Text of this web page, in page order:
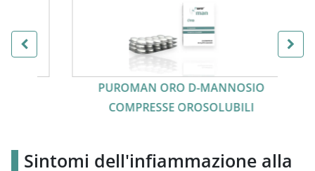
PUROMAN ORO D-MANNOSIO
COMPRESSE OROSOLUBILI
Sintomi dell'infiammazione alla